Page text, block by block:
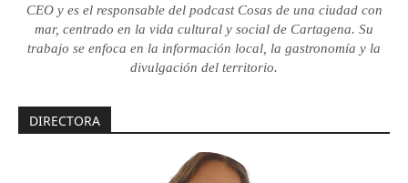
CEO y es el responsable del podcast Cosas de una ciudad con
mar, centrado en la vida cultural y social de Cartagena. Su
trabajo se enfoca en la información local, la gastronomía y la
divulgación del territorio.
DIRECTORA